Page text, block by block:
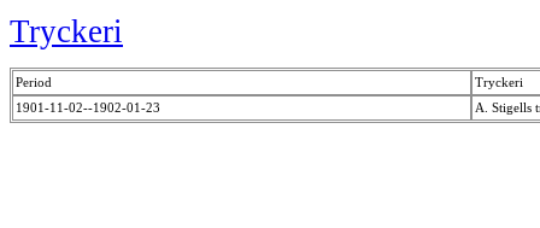
Tryckeri
Period
Tryckeri
1901-11-02--1902-01-23
A. Stigells